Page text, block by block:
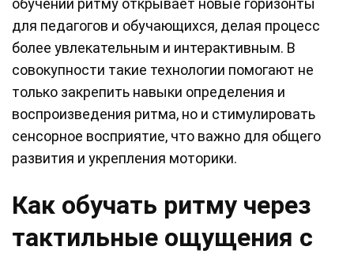
обучении ритму открывает новые горизонты
для педагогов и обучающихся, делая процесс
более увлекательным и интерактивным. В
совокупности такие технологии помогают не
только закрепить навыки определения и
воспроизведения ритма, но и стимулировать
сенсорное восприятие, что важно для общего
развития и укрепления моторики.
Как обучать ритму через
тактильные ощущения с